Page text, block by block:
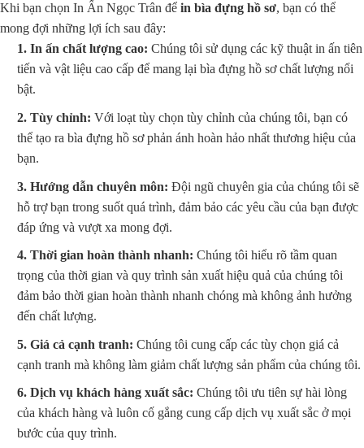
Khi bạn chọn In Ấn Ngọc Trân để in bìa đựng hồ sơ, bạn có thể
mong đợi những lợi ích sau đây:
1. In ấn chất lượng cao: Chúng tôi sử dụng các kỹ thuật in ấn tiên
tiến và vật liệu cao cấp để mang lại bìa đựng hồ sơ chất lượng nổi
bật.
2. Tùy chỉnh: Với loạt tùy chọn tùy chỉnh của chúng tôi, bạn có
thể tạo ra bìa đựng hồ sơ phản ánh hoàn hảo nhất thương hiệu của
bạn.
3. Hướng dẫn chuyên môn: Đội ngũ chuyên gia của chúng tôi sẽ
hỗ trợ bạn trong suốt quá trình, đảm bảo các yêu cầu của bạn được
đáp ứng và vượt xa mong đợi.
4. Thời gian hoàn thành nhanh: Chúng tôi hiểu rõ tầm quan
trọng của thời gian và quy trình sản xuất hiệu quả của chúng tôi
đảm bảo thời gian hoàn thành nhanh chóng mà không ảnh hưởng
đến chất lượng.
5. Giá cả cạnh tranh: Chúng tôi cung cấp các tùy chọn giá cả
cạnh tranh mà không làm giảm chất lượng sản phẩm của chúng tôi.
6. Dịch vụ khách hàng xuất sắc: Chúng tôi ưu tiên sự hài lòng
của khách hàng và luôn cố gắng cung cấp dịch vụ xuất sắc ở mọi
bước của quy trình.